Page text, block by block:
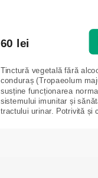
60 lei
Tinctură vegetală fără
conduraș (Tropaeolum
susține funcționarea
sistemului imunitar și
tractului urinar. Potrivită și